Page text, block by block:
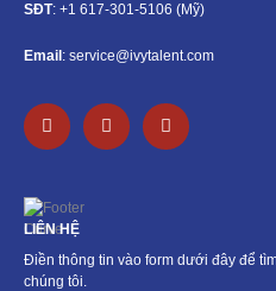
SĐT: +1 617-301-5106 (Mỹ)
Email: service@ivytalent.com
F
a
c
o
o
k
-
f
L
i
n
-
i
E
n
v
LIÊN HỆ
Điền thông tin vào form dưới đây để
chúng tôi.